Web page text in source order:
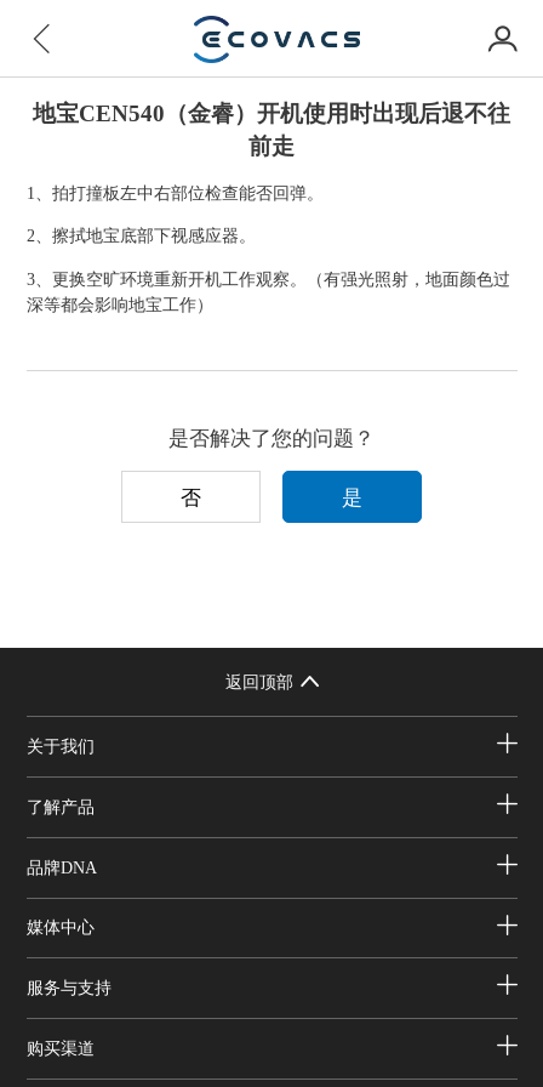
地宝CEN540（金睿）开机使用时出现后退不往
前走
1、拍打撞板左中右部位检查能否回弹。
2、擦拭地宝底部下视感应器。
3、更换空旷环境重新开机工作观察。（有强光照射，地面颜色过
深等都会影响地宝工作）
是否解决了您的问题？
否 是
返回顶部
关于我们
了解产品
品牌DNA
媒体中心
服务与支持
购买渠道